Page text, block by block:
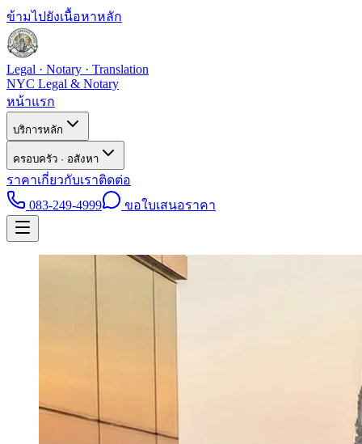
ข้ามไปยังเนื้อหาหลัก
Legal · Notary · Translation
NYC Legal & Notary
หน้าแรก
บริการหลัก
ครอบครัว · อสังหา
ราคาเกี่ยวกับเราติดต่อ
083-249-4999
ขอใบเสนอราคา